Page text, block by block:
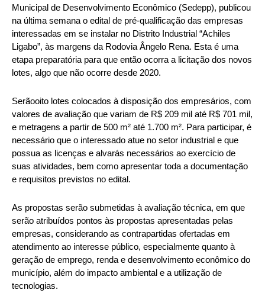
Municipal de Desenvolvimento Econômico (Sedepp), publicou
na última semana o edital de pré-qualificação das empresas
interessadas em se instalar no Distrito Industrial “Achiles
Ligabo”, às margens da Rodovia Ângelo Rena. Esta é uma
etapa preparatória para que então ocorra a licitação dos novos
lotes, algo que não ocorre desde 2020.
Serãooito lotes colocados à disposição dos empresários, com
valores de avaliação que variam de R$ 209 mil até R$ 701 mil,
e metragens a partir de 500 m² até 1.700 m². Para participar, é
necessário que o interessado atue no setor industrial e que
possua as licenças e alvarás necessários ao exercício de
suas atividades, bem como apresentar toda a documentação
e requisitos previstos no edital.
As propostas serão submetidas à avaliação técnica, em que
serão atribuídos pontos às propostas apresentadas pelas
empresas, considerando as contrapartidas ofertadas em
atendimento ao interesse público, especialmente quanto à
geração de emprego, renda e desenvolvimento econômico do
município, além do impacto ambiental e a utilização de
tecnologias.